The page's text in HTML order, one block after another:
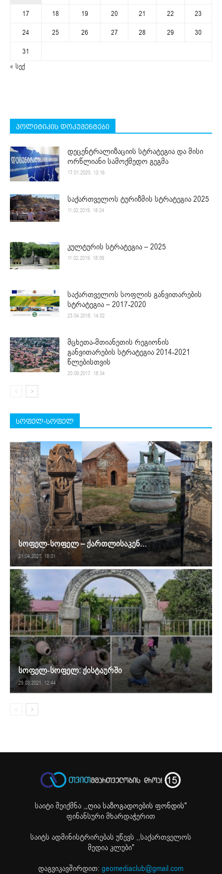
17
18 19 20 21 22
23
24
25 26 27 28 29
30
31
« სექ
პოლიტიკის დოკუმენტები
დეცენტრალიზაციის სტრატეგია და მისი
ორწლიანი სამოქმედო გეგმა
17.01.2020. 13:16
საქართველოს ტურიზმის სტრატეგია 2025
11.02.2019. 18:24
კულტურის სტრატეგია – 2025
11.02.2019. 18:09
საქართველოს სოფლის განვითარების
სტრატეგია – 2017-2020
23.04.2018. 14:02
მცხეთა-მთიანეთის რეგიონის
განვითარების სტრატეგია 2014-2021
წლებისთვის
20.09.2017. 18:34
სოფელ-სოფელ
სოფელ-სოფელ – ქართლისაკენ…
21.04.2021. 18:01
სოფელ-სოფელ: ქისტაურში
29.03.2021. 12:44
საიტი შეიქმნა ,„ღია საზოგადოების ფონდის"
ფინანსური მხარდაჭერით
საიტს ადმინისტრირებას უწევს ,,საქართველოს
მედია კლუბი"
დაგვიკავშირდით:geomediaclub@gmail.com